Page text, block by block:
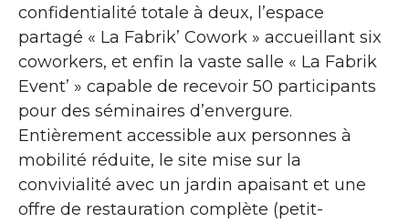
confidentialité totale à deux, l’espace
partagé « La Fabrik’ Cowork » accueillant six
coworkers, et enfin la vaste salle « La Fabrik
Event’ » capable de recevoir 50 participants
pour des séminaires d’envergure.
Entièrement accessible aux personnes à
mobilité réduite, le site mise sur la
convivialité avec un jardin apaisant et une
offre de restauration complète (petit-